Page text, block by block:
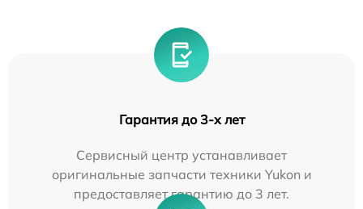
Гарантия до 3-х лет
Сервисный центр устанавливает
оригинальные запчасти техники Yukon и
предоставляет гарантию до 3 лет.